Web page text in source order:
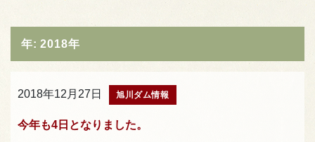
年:2018年
2018年12月27日 旭川ダム情報
今年も4日となりました。